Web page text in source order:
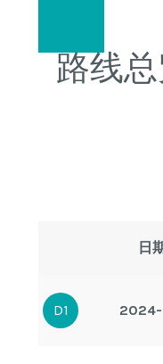
路线
日
D1 2024-